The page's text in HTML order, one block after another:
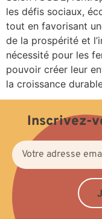
les défis sociaux,
tout en favorisant
de la prospérité et
nécessité pour les
pouvoir créer leur
la croissance
Inscrivez-